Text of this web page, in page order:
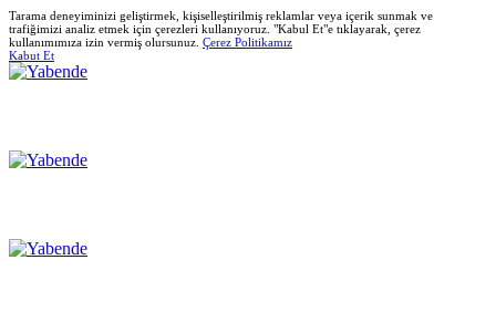
Tarama deneyiminizi geliştirmek, kişiselleştirilmiş reklamlar veya içerik sunmak ve
trafiğimizi analiz etmek için çerezleri kullanıyoruz. "Kabul Et"e tıklayarak, çerez
kullanımımıza izin vermiş olursunuz. Çerez Politikamız
Kabut Et